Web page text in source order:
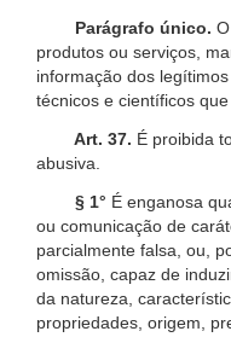
Parágrafo único.
produtos ou serviços,
informação dos
técnicos e científicos
Art. 37. É proibida
abusiva.
§ 1° É enganosa
ou comunicação de
parcialmente falsa, ou,
omissão, capaz de
da natureza,
propriedades, origem,